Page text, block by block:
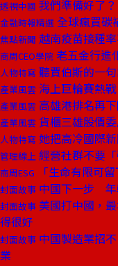
透視中國 我們準備好了？
金融時報精選 全球瘋買
焦點新聞 越南疫苗接種
商周CEO學院 老五金行
人物特寫 聽賈伯斯的一
產業風雲 海上巨輪賽熱
產業風雲 高雄港排名再
產業風雲 貨櫃三雄股價
人物特寫 她把高冷國際
管理線上 經營社群不要
商周ESG 「生命有限可
封面故事 中國下一步 年
封面故事 美國打中國，
得很好
封面故事 中國製造業招
業